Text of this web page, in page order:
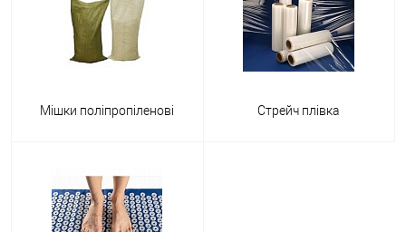
Мішки поліпропіленові Стрейч плівка